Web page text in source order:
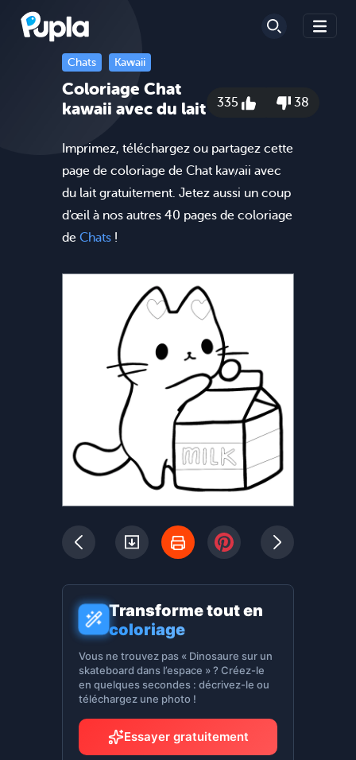
Chats Kawaii
Coloriage Chat
kawaii avec du lait
335 38
Imprimez, téléchargez ou partagez cette
page de coloriage de Chat kawaii avec
du lait gratuitement. Jetez aussi un coup
d'œil à nos autres 40 pages de coloriage
de Chats !
Transforme tout en
coloriage
Vous ne trouvez pas « Dinosaure sur un
skateboard dans l’espace » ? Créez-le
en quelques secondes : décrivez-le ou
téléchargez une photo !
Essayer gratuitement